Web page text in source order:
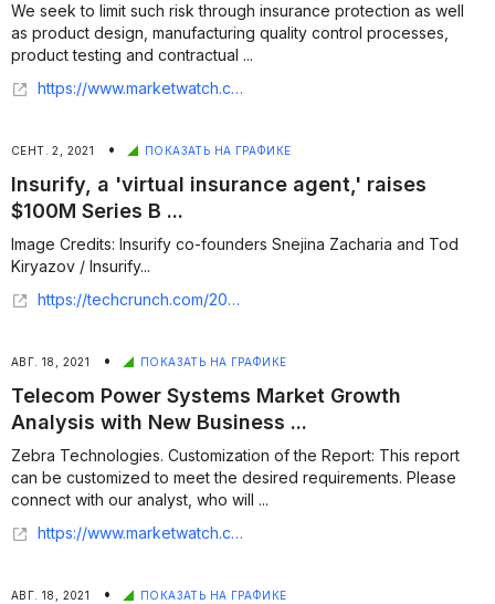
We seek to limit such risk through insurance protection as well
as product design, manufacturing quality control processes,
product testing and contractual ...
https://www.marketwatch.com/investing/stock/zbra/financials/secfilings?docid=15551500
СЕНТ. 2, 2021 • ПОКАЗАТЬ НА ГРАФИКЕ
Insurify, a 'virtual insurance agent,' raises
$100M Series B ...
Image Credits: Insurify co-founders Snejina Zacharia and Tod
Kiryazov / Insurify...
https://techcrunch.com/2021/09/01/insurify-a-virtual-insurance-agent-raises-100m-series-b/
АВГ. 18, 2021 • ПОКАЗАТЬ НА ГРАФИКЕ
Telecom Power Systems Market Growth
Analysis with New Business ...
Zebra Technologies. Customization of the Report: This report
can be customized to meet the desired requirements. Please
connect with our analyst, who will ...
https://www.marketwatch.com/press-release/telecom-power-systems-market-growth-analysis-with-new-business-challenges-future-expansion-strategies-industry-size-share-top-trends-demands-segmentation-outlook-by-covid-19-impact-2021-08-17
АВГ. 18, 2021 • ПОКАЗАТЬ НА ГРАФИКЕ